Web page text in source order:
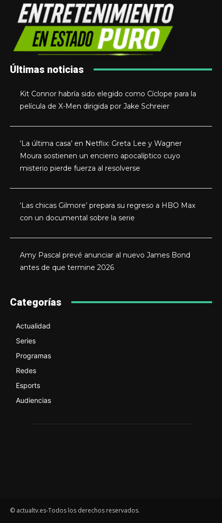
Últimas noticias
Kit Connor habría sido elegido como Cíclope para la
película de X-Men dirigida por Jake Schreier
‘La última casa’ en Netflix: Greta Lee y Wagner
Moura sostienen un encierro apocalíptico cuyo
misterio pierde fuerza al resolverse
‘Las chicas Gilmore’ prepara su regreso a HBO Max
con un documental sobre la serie
Amy Pascal prevé anunciar al nuevo James Bond
antes de que termine 2026
Categorías
Actualidad
Series
Programas
Redes
Esports
Audiencias
© actualtv.es-Todos los derechos reservados.